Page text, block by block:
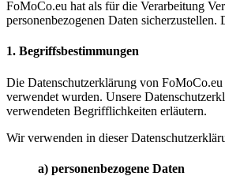
FoMoCo.eu hat als für die Verarbeitung
personenbezogenen Daten
1. Begriffsbestimmungen
Die Datenschutzerklärung von
verwendet wurden. Unsere
verwendeten Begrifflichkeiten erläutern.
Wir verwenden in dieser
a) personenbezogene Daten